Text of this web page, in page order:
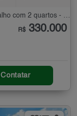
R$ 330.000
Contatar